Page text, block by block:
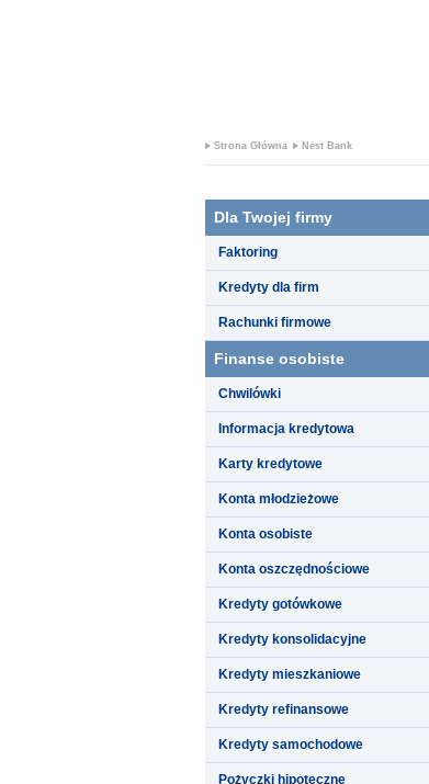
Strona Główna Nest Bank
Dla Twojej firmy
Faktoring
Kredyty dla firm
Rachunki firmowe
Finanse osobiste
Chwilówki
Informacja kredytowa
Karty kredytowe
Konta młodzieżowe
Konta osobiste
Konta oszczędnościowe
Kredyty gotówkowe
Kredyty konsolidacyjne
Kredyty mieszkaniowe
Kredyty refinansowe
Kredyty samochodowe
Pożyczki hipoteczne